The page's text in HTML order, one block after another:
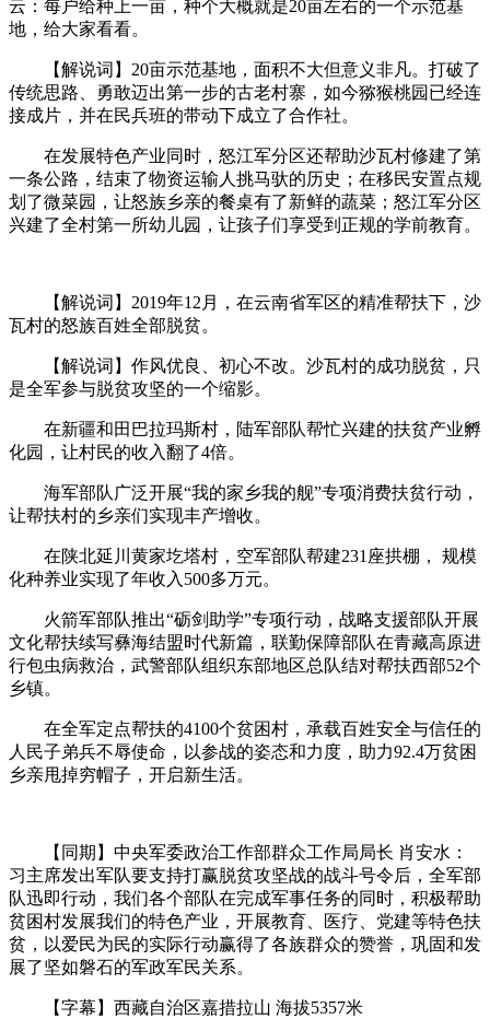
云：每户给种上一亩，种个大概就是20亩左右的一个示范基
地，给大家看看。
【解说词】20亩示范基地，面积不大但意义非凡。打破了
传统思路、勇敢迈出第一步的古老村寨，如今猕猴桃园已经连
接成片，并在民兵班的带动下成立了合作社。
在发展特色产业同时，怒江军分区还帮助沙瓦村修建了第
一条公路，结束了物资运输人挑马驮的历史；在移民安置点规
划了微菜园，让怒族乡亲的餐桌有了新鲜的蔬菜；怒江军分区
兴建了全村第一所幼儿园，让孩子们享受到正规的学前教育。
【解说词】2019年12月，在云南省军区的精准帮扶下，沙
瓦村的怒族百姓全部脱贫。
【解说词】作风优良、初心不改。沙瓦村的成功脱贫，只
是全军参与脱贫攻坚的一个缩影。
在新疆和田巴拉玛斯村，陆军部队帮忙兴建的扶贫产业孵
化园，让村民的收入翻了4倍。
海军部队广泛开展“我的家乡我的舰”专项消费扶贫行动，
让帮扶村的乡亲们实现丰产增收。
在陕北延川黄家圪塔村，空军部队帮建231座拱棚， 规模
化种养业实现了年收入500多万元。
火箭军部队推出“砺剑助学”专项行动，战略支援部队开展
文化帮扶续写彝海结盟时代新篇，联勤保障部队在青藏高原进
行包虫病救治，武警部队组织东部地区总队结对帮扶西部52个
乡镇。
在全军定点帮扶的4100个贫困村，承载百姓安全与信任的
人民子弟兵不辱使命，以参战的姿态和力度，助力92.4万贫困
乡亲甩掉穷帽子，开启新生活。
【同期】中央军委政治工作部群众工作局局长 肖安水：
习主席发出军队要支持打赢脱贫攻坚战的战斗号令后，全军部
队迅即行动，我们各个部队在完成军事任务的同时，积极帮助
贫困村发展我们的特色产业，开展教育、医疗、党建等特色扶
贫，以爱民为民的实际行动赢得了各族群众的赞誉，巩固和发
展了坚如磐石的军政军民关系。
【字幕】西藏自治区嘉措拉山 海拔5357米